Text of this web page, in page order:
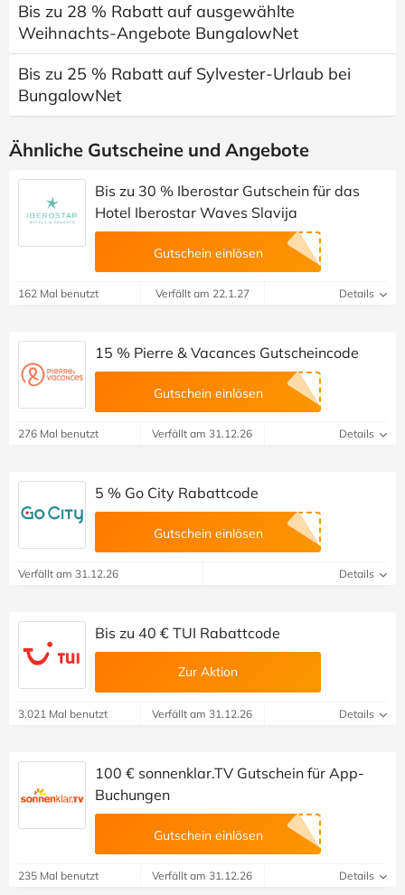
Bis zu 28 % Rabatt auf ausgewählte
Weihnachts-Angebote BungalowNet
Bis zu 25 % Rabatt auf Sylvester-Urlaub bei
BungalowNet
Ähnliche Gutscheine und Angebote
Bis zu 30 % Iberostar Gutschein für das
Hotel Iberostar Waves Slavija
Gutschein einlösen
162 Mal benutzt Verfällt am 22.1.27 Details
15 % Pierre & Vacances Gutscheincode
Gutschein einlösen
276 Mal benutzt Verfällt am 31.12.26 Details
5 % Go City Rabattcode
Gutschein einlösen
Verfällt am 31.12.26 Details
Bis zu 40 € TUI Rabattcode
Zur Aktion
3.021 Mal benutzt Verfällt am 31.12.26 Details
100 € sonnenklar.TV Gutschein für App-
Buchungen
Gutschein einlösen
235 Mal benutzt Verfällt am 31.12.26 Details